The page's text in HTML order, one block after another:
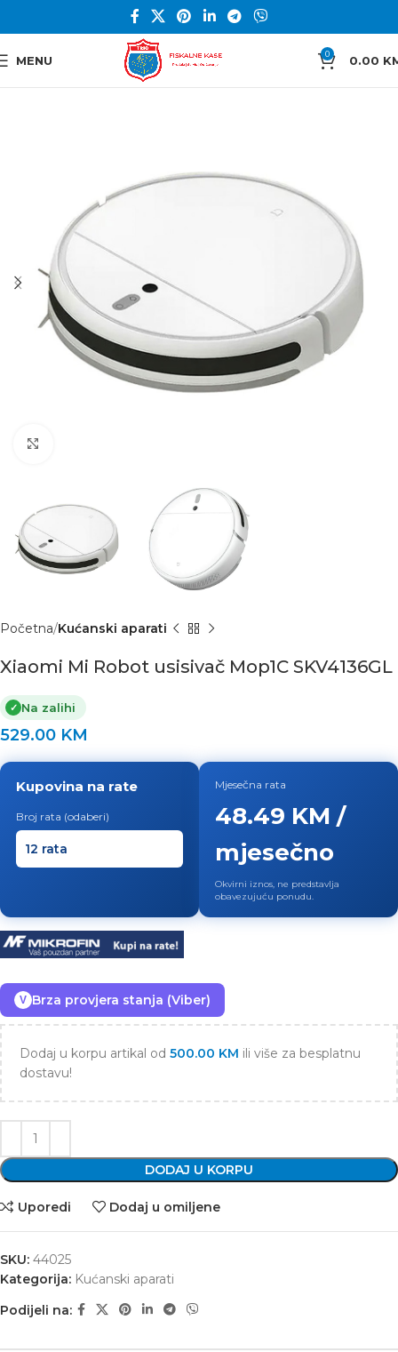
MENU 0 0.00
Početna Kućanski aparati
Xiaomi Mi Robot usisivač Mop1C SKV4136GL
✓ Na zalihi
529.00 KM
Kupovina na rate
Broj rata (odaberi)
Mjesečna rata
48.49 KM /
mjesečno
Okvirni iznos, ne predstavlja
obavezujuću ponudu.
V Brza provjera stanja (Viber)
Dodaj u korpu artikal od 500.00 KM ili više za besplatnu
dostavu!
DODAJ U KORPU
Uporedi Dodaj u omiljene
SKU: 44025
Kategorija: Kućanski aparati
Podijeli na: